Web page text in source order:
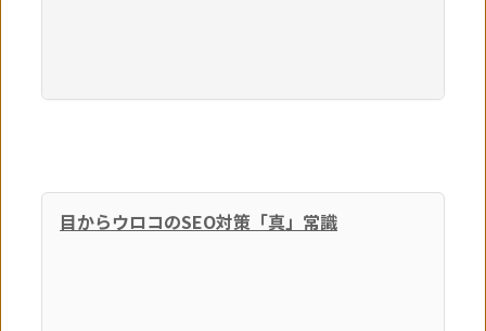
目からウロコのSEO対策「真」常識